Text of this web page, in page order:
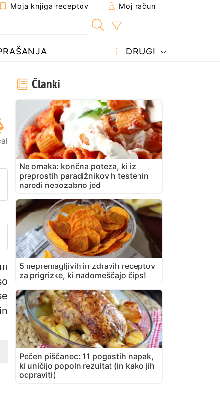
Moja knjiga receptov Moj račun
DRUGI
vprašanje avtorju
svojo fotografijo tega
Članki
Ne omaka: končna poteza, ki iz
preprostih paradižnikovih testenin
naredi nepozabno jed
5 nepremagljivih in zdravih receptov
za prigrizke, ki nadomeščajo čips!
Pečen piščanec: 11 pogostih napak,
ki uničijo popoln rezultat (in kako jih
odpraviti)